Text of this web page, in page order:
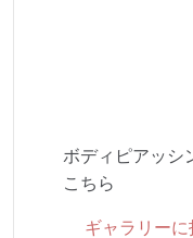
ボディピアッシ
こちら
ギャラリーに